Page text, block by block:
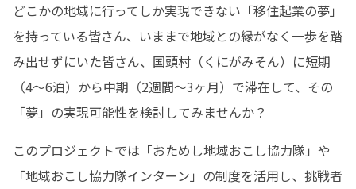
どこかの地域に行ってしか実現できない「移住起業の夢」
を持っている皆さん、いままで地域との縁がなく一歩を踏
み出せずにいた皆さん、国頭村（くにがみそん）に短期
（4～6泊）から中期（2週間～3ヶ月）で滞在して、その
「夢」の実現可能性を検討してみませんか？
このプロジェクトでは「おためし地域おこし協力隊」や
「地域おこし協力隊インターン」の制度を活用し、挑戦者